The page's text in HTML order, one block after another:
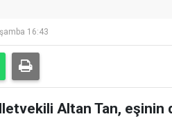
16:43
Altan Tan, eşinin